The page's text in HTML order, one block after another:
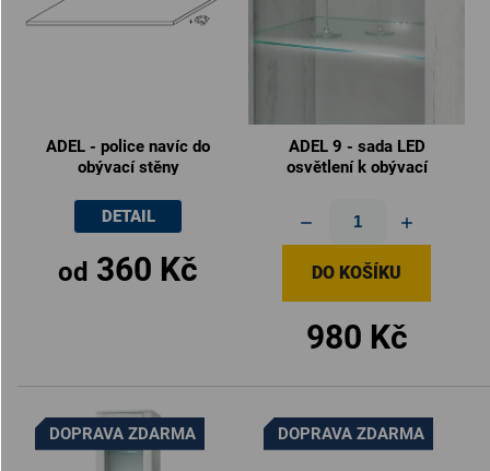
ADEL - police navíc do
obývací stěny
od 360 Kč
DETAIL
ADEL 9 - sada LED
osvětlení k obývací
980 Kč
DO KOŠÍKU
DOPRAVA ZDARMA DOPRAVA ZDARMA